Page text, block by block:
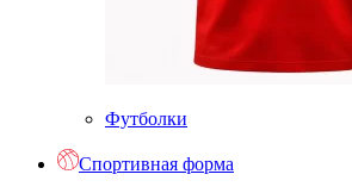
Футболки
Спортивная форма